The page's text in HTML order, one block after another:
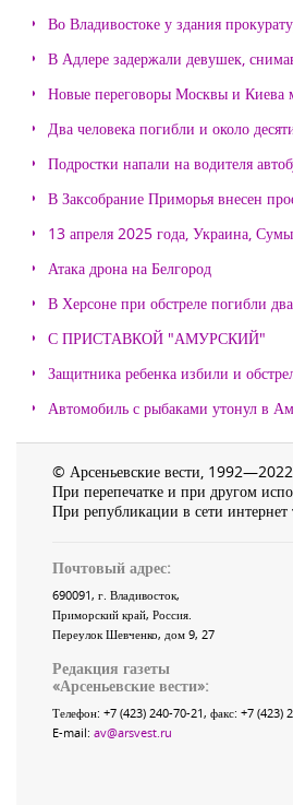
Во Владивостоке у здания
В Адлере задержали девушек,
Новые переговоры Москвы и Киева
Два человека погибли и около
Подростки напали на водителя
В Заксобрание Приморья внесен
13 апреля 2025 года, Украина,
Атака дрона на Белгород
В Херсоне при обстреле погибли
С ПРИСТАВКОЙ "АМУРСКИЙ"
Защитника ребенка избили и
Автомобиль с рыбаками утонул в
© Арсеньевские вести,
При перепечатке и при другом
При републикации в сети интернет
Почтовый адрес:
690091, г. Владивосток,
Приморский край, Россия.
Переулок Шевченко, дом 9, 27
Редакция газеты
«Арсеньевские вести»:
Телефон: +7 (423) 240-70-21, факс: +7 (423)
E-mail: av@arsvest.ru